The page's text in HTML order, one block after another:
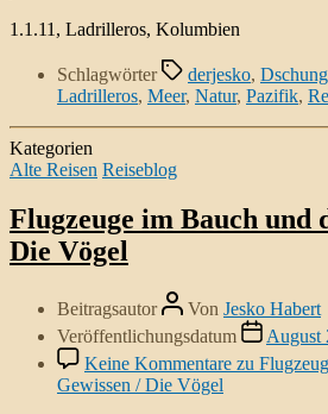
1.1.11, Ladrilleros, Kolumbien
Schlagwörter derjesko,
Ladrilleros, Meer, Natur, Pazifik,
Kategorien
Alte Reisen Reiseblog
Flugzeuge im Bauch und
Die Vögel
Beitragsautor Von Jesko Habert
Veröffentlichungsdatum
August
Keine Kommentare zu
Gewissen / Die Vögel